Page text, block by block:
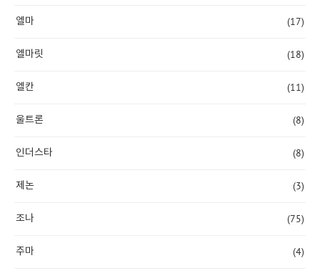
엘마 (17)
엘마릿 (18)
엘칸 (11)
울트론 (8)
인더스타 (8)
제논 (3)
조나 (75)
주마 (4)